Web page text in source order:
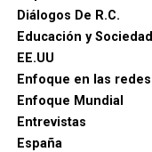
Diálogos De R.C.
Educación y Sociedad
EE.UU
Enfoque en las redes
Enfoque Mundial
Entrevistas
España